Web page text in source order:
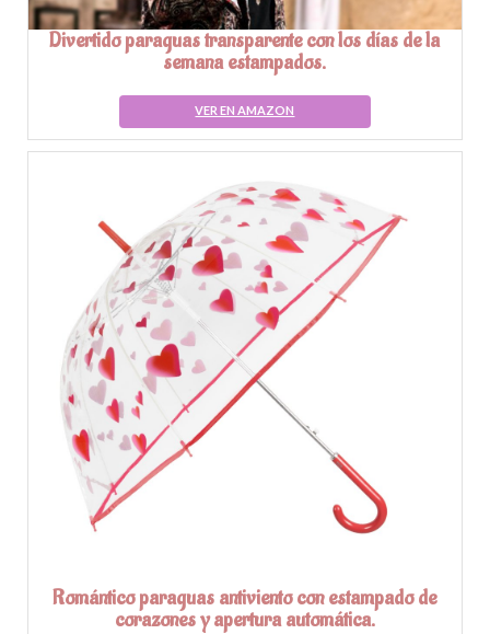
Divertido paraguas transparente con los días de la
semana estampados.
VER EN AMAZON
Romántico paraguas antiviento con estampado de
corazones y apertura automática.